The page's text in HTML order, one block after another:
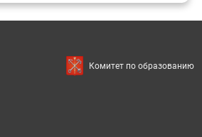
Комитет по образованию